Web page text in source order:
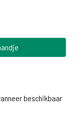
beschikbaar
beschikbaar